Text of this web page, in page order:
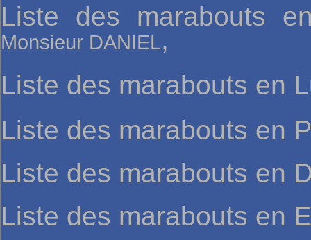
Liste des marabouts
Monsieur DANIEL,
Liste des marabouts en
Liste des marabouts en
Liste des marabouts en
Liste des marabouts en